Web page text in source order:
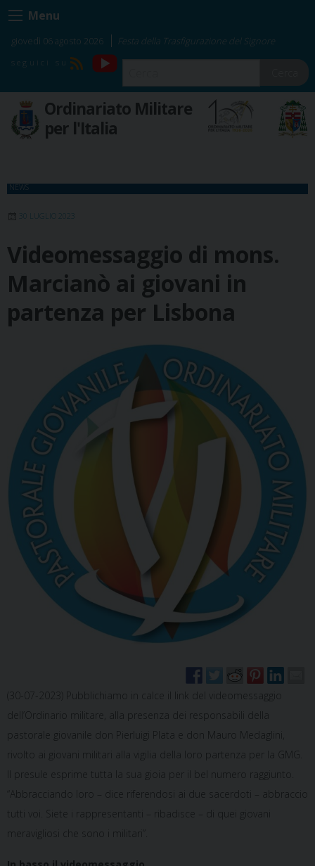
Skip
to
content
Menu
giovedì 06 agosto 2026 Festa della Trasfigurazione del Signore
RSS
YouTube
Ordinariato Militare
per l'Italia
NEWS
30 LUGLIO 2023
Videomessaggio di mons.
Marcianò ai giovani in
partenza per Lisbona
(30-07-2023) Pubblichiamo in calce il link del videomessaggio
dell’Ordinario militare, alla presenza dei responsabili della
pastorale giovanile don Pierluigi Plata e don Mauro Medaglini,
rivolto ai giovani militari alla vigilia della loro partenza per la GMG.
Il presule esprime tutta la sua gioia per il bel numero raggiunto.
“Abbracciando loro – dice riferendosi ai due sacerdoti – abbraccio
tutti voi. Siete i rappresentanti – ribadisce – di quei giovani
meravigliosi che sono i militari”.